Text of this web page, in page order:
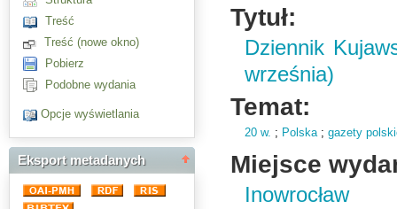
Treść
Treść (nowe okno)
Pobierz
Podobne wydania
Opcje wyświetlania
Eksport metadanych
Tytuł:
Dziennik
września)
Temat:
20 w. ; Polska;gazety
Miejsce
Inowrocław